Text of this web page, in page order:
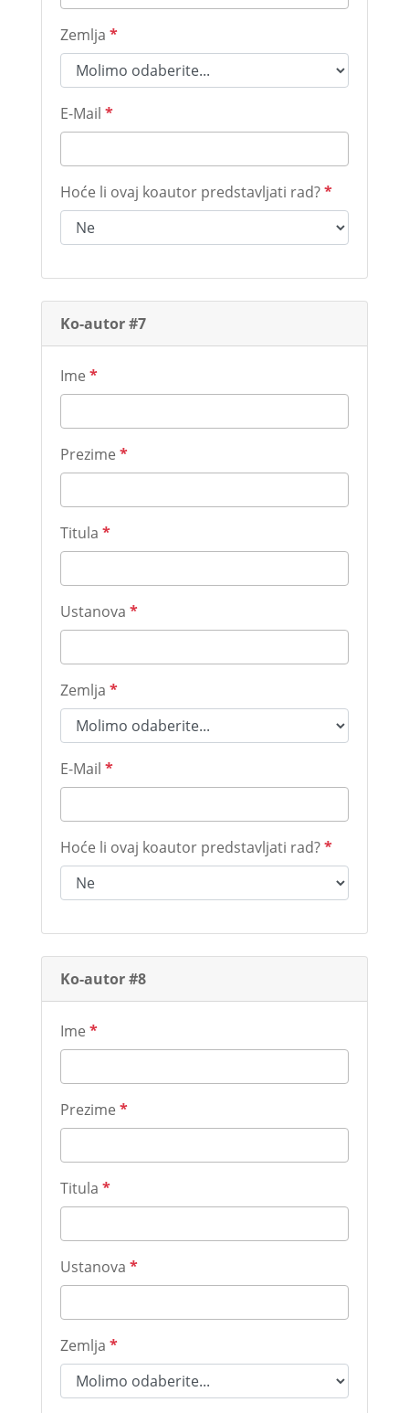
Zemlja *
E-Mail *
Hoće li ovaj koautor predstavljati rad?*
Ko-autor #7
Ime *
Prezime *
Titula *
Ustanova *
Zemlja *
E-Mail *
Hoće li ovaj koautor predstavljati rad?*
Ko-autor #8
Ime *
Prezime *
Titula *
Ustanova *
Zemlja *